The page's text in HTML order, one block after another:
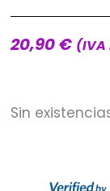
20,90€
Sin